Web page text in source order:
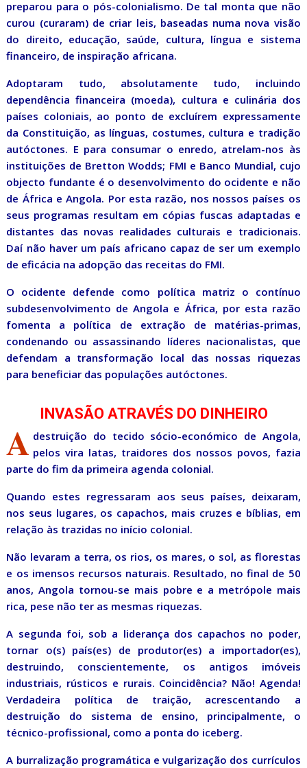
preparou para o pós-colonialismo. De tal monta que não
curou (curaram) de criar leis, baseadas numa nova visão
do direito, educação, saúde, cultura, língua e sistema
financeiro, de inspiração africana.
Adoptaram tudo, absolutamente tudo, incluindo
dependência financeira (moeda), cultura e culinária dos
países coloniais, ao ponto de excluírem expressamente
da Constituição, as línguas, costumes, cultura e tradição
autóctones. E para consumar o enredo, atrelam-nos às
instituições de Bretton Wodds; FMI e Banco Mundial, cujo
objecto fundante é o desenvolvimento do ocidente e não
de África e Angola. Por esta razão, nos nossos países os
seus programas resultam em cópias fuscas adaptadas e
distantes das novas realidades culturais e tradicionais.
Daí não haver um país africano capaz de ser um exemplo
de eficácia na adopção das receitas do FMI.
O ocidente defende como política matriz o contínuo
subdesenvolvimento de Angola e África, por esta razão
fomenta a política de extração de matérias-primas,
condenando ou assassinando líderes nacionalistas, que
defendam a transformação local das nossas riquezas
para beneficiar das populações autóctones.
INVASÃO ATRAVÉS DO DINHEIRO
A destruição do tecido sócio-económico de Angola,
pelos vira latas, traidores dos nossos povos, fazia
parte do fim da primeira agenda colonial.
Quando estes regressaram aos seus países, deixaram,
nos seus lugares, os capachos, mais cruzes e bíblias, em
relação às trazidas no início colonial.
Não levaram a terra, os rios, os mares, o sol, as florestas
e os imensos recursos naturais. Resultado, no final de 50
anos, Angola tornou-se mais pobre e a metrópole mais
rica, pese não ter as mesmas riquezas.
A segunda foi, sob a liderança dos capachos no poder,
tornar o(s) país(es) de produtor(es) a importador(es),
destruindo, conscientemente, os antigos imóveis
industriais, rústicos e rurais. Coincidência? Não! Agenda!
Verdadeira política de traição, acrescentando a
destruição do sistema de ensino, principalmente, o
técnico-profissional, como a ponta do iceberg.
A burralização programática e vulgarização dos currículos